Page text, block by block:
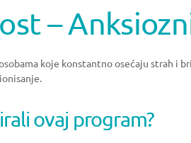
–
koje konstantno osećaju strah i
ovaj program?